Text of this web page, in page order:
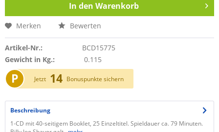
In den Warenkorb
Merken Bewerten
Artikel-Nr.:
BCD15775
Gewicht in Kg.:
0.115
P Jetzt 14 Bonuspunkte sichern
Beschreibung
1-CD mit 40-seitigem Booklet, 25 Einzeltitel. Spieldauer ca. 79 Minuten.